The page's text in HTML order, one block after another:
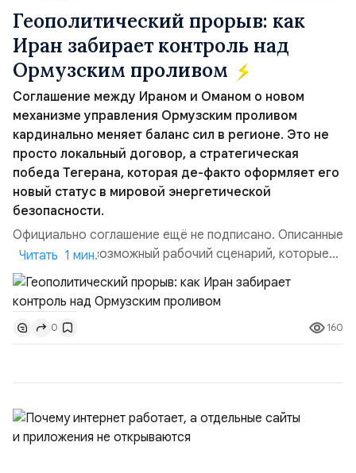
Геополитический прорыв: как
Иран забирает контроль над
Ормузским проливом
Соглашение между Ираном и Оманом о новом
механизме управления Ормузским проливом
кардинально меняет баланс сил в регионе. Это не
просто локальный договор, а стратегическая
победа Тегерана, которая де-факто оформляет его
новый статус в мировой энергетической
безопасности.
Официально соглашение ещё не подписано. Описанные
пункты — это возможный рабочий сценарий, которые
скорее всего будут реализованы.Разбираем ключевые
тезисы и последствия этого соглашения:. 1. Новые
доли контроля (75 на 25). Было: Ранее Иран и Оман
контролировали пролив на паритетных началах —
50/50. Стало: Новое соглашение закрепляет за
Читать 1 мин.
0 160